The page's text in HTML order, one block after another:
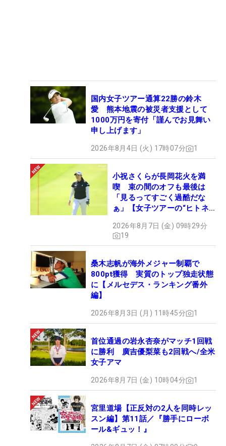
国内女子ツアー通算22勝の鈴木
愛 熊本地震の被災者支援として
1000万円を寄付「謹んでお見舞い
申し上げます」
2026年8月4日 (火) 17時07分 1
小祝さくらが長岡花火を満
喫 束の間のオフも最後は
「見るってすごく過酷だな
ぁ」【女子ツアーの“ヒトネ
2026年8月7日 (金) 09時29分
19
桑木志帆が海外メジャー制覇で
800pt獲得 実質のトップ独走状態
に【メルセデス・ランキング番外
編】
2026年8月3日 (月) 11時45分 1
首位通過の岩永杏奈がマッチ1回戦
に勝利 廣吉優梨菜も2回戦へ/全米
女子アマ
2026年8月7日 (金) 10時04分 1
宮里道場【正反対の2人を同時レッ
スン編】第11話／『勝手にローボ
ール&ギュッ！』